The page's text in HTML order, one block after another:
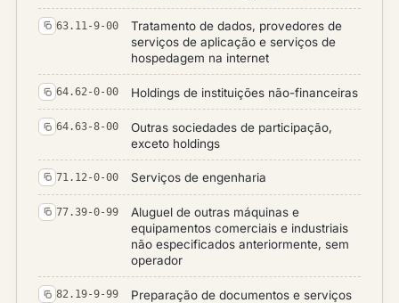
63.11-9-00
Tratamento de dados, provedores de
serviços de aplicação e serviços de
hospedagem na internet
64.62-0-00 Holdings de instituições não-financeiras
64.63-8-00
Outras sociedades de participação,
exceto holdings
71.12-0-00 Serviços de engenharia
77.39-0-99
Aluguel de outras máquinas e
equipamentos comerciais e industriais
não especificados anteriormente, sem
operador
82.19-9-99 Preparação de documentos e serviços